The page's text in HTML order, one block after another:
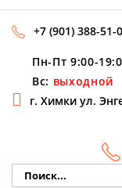
+7 (901) 388-51-
Пн-Пт 9:00-
Вс: выходной
г. Химки ул.